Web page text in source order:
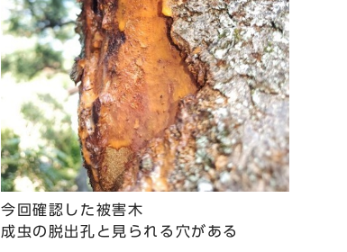
今回確認した被害木
成虫の脱出孔と見られる穴がある